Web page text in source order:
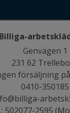
Billiga-
Genvägen 1
231 62
försäljning
0410-350185
502077-2595